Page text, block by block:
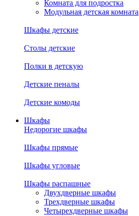
Комната для подростка
Модульная детская комната
Шкафы детские
Столы детские
Полки в детскую
Детские пеналы
Детские комоды
Шкафы
Недорогие шкафы
Шкафы прямые
Шкафы угловые
Шкафы распашные
Двухдверные шкафы
Трехдверные шкафы
Четырехдверные шкафы